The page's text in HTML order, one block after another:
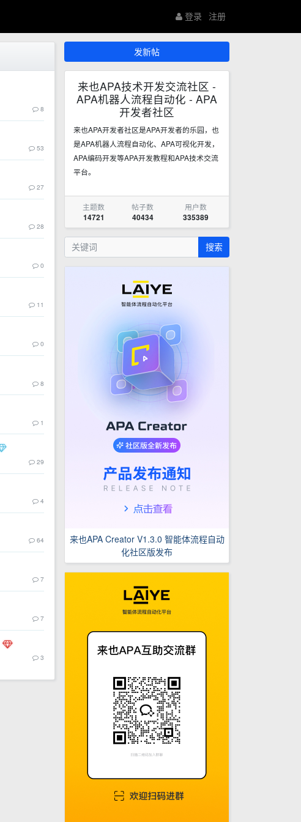
登录 注册
8
53
27
28
0
11
0
8
1
29
4
64
7
7
3
发新帖
来也APA技术开发交流社区 -
APA机器人流程自动化 - APA
开发者社区
来也APA开发者社区是APA开发者的乐园，也
是APA机器人流程自动化、APA可视化开发，
APA编码开发等APA开发教程和APA技术交流
平台。
主题数
14721
帖子数
40434
用户数
335389
搜索
来也APA Creator V1.3.0 智能体流程自动
化社区版发布